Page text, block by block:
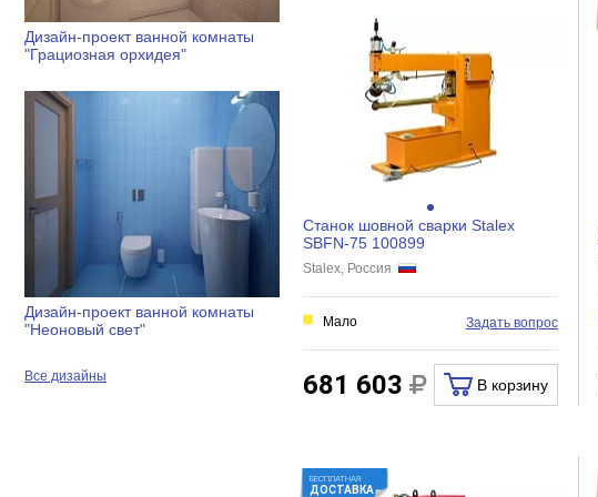
Дизайн-проект ванной комнаты
"Грациозная орхидея"
Дизайн-проект ванной комнаты
"Неоновый свет"
Все дизайны
Станок шовной сварки Stalex
SBFN-75 100899
Stalex, Россия
Мало Задать вопрос
681 603 В корзину
БЕСПЛАТНАЯ
ДОСТАВКА